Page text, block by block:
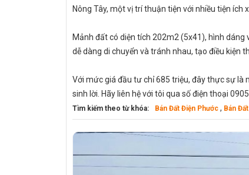
Nông Tây, một vị trí thuận tiện với nhiều tiện
Mảnh đất có diện tích 202m2 (5x41), hình
dễ dàng di chuyển và tránh nhau, tạo điều kiện
Với mức giá đầu tư chỉ 685 triệu, đây thực sự
sinh lời. Hãy liên hệ với tôi qua số điện thoại
Tìm kiếm theo từ khóa: Bán Đất Điện Phước , Bán